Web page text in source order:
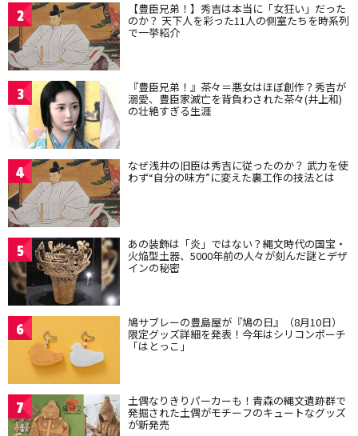
2 【豊臣兄弟！】秀吉は本当に「女狂い」だった
のか？ 天下人を彩った11人の側室たちを時系列
で一挙紹介
3 『豊臣兄弟！』茶々＝悪女はほぼ創作？秀吉が
溺愛、豊臣家滅亡を背負わされた茶々(井上和)
の壮絶すぎる生涯
4 なぜ浅井の旧臣は秀吉に従ったのか？ 武力を使
わず“自分の味方”に変えた裏工作の技法とは
5 あの装飾は「炎」ではない？縄文時代の国宝・
火焔型土器、5000年前の人々が刻んだ謎とデザ
インの秘密
6 鳩サブレーの豊島屋が『鳩の日』（8月10日）
限定グッズ詳細を発表！今年はシリコンポーチ
「はとっこ」
7 土偶なりきりパーカーも！青森の縄文遺跡群で
発掘された土偶がモチーフのキュートなグッズ
が新発売